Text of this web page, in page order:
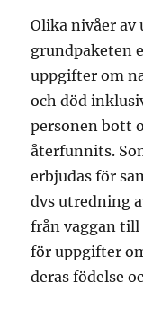
Olika nivåer av
grundpaketen
uppgifter om
och död
personen bott
återfunnits.
erbjudas för
dvs utredning
från vaggan till
för uppgifter
deras födelse